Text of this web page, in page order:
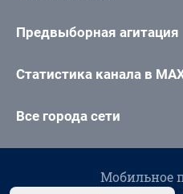
Предвыборная агитация
Статистика канала в
Все города сети
Мобильное